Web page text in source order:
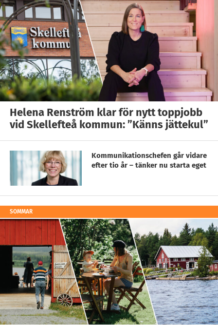
Helena Renström klar för nytt toppjobb
vid Skellefteå kommun: ”Känns jättekul”
Kommunikationschefen går vidare
efter tio år – tänker nu starta eget
SOMMAR